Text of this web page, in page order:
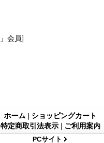
会員]
ホーム | ショッピングカート
特定商取引法表示 | ご利用案内
PCサイト